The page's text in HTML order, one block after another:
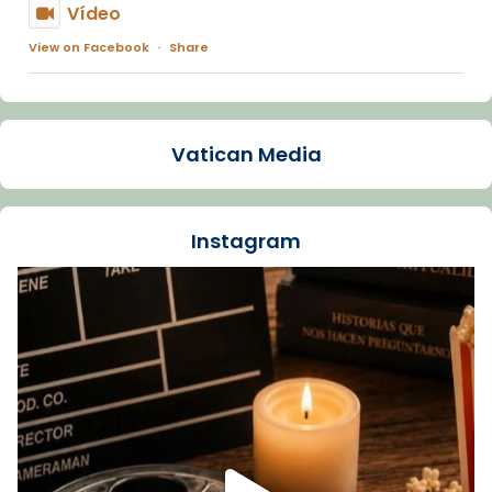
Vídeo
View on Facebook · Share
Arquebisbat de Barcelona
La Carmina va patir depressió. Fa gairebé
dos mesos, a l'Estadi Lluís Companys, la
Recupera l'entrevista comp
Vatican
tican News 👇
www.vaticannews.va/es/iglesia/news/2026-
07/carmina-historia-depresion-papa-viaje-
espana-testimoni...
Foto
View on Facebook · Share
Vatican Media
Instagram